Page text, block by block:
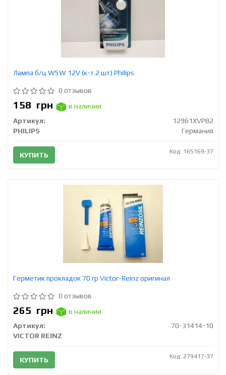
Лампа б/ц W5W 12V (к-т 2 шт) Philips
0 отзывов
158 грн
в наличии
Артикул:
12961XVPB2
PHILIPS
Германия
КУПИТЬ Код: 165169-37
Герметик прокладок 70 гр Victor-Reinz оригинал
0 отзывов
265 грн
в наличии
Артикул:
70-31414-10
VICTOR REINZ
КУПИТЬ Код: 279417-37